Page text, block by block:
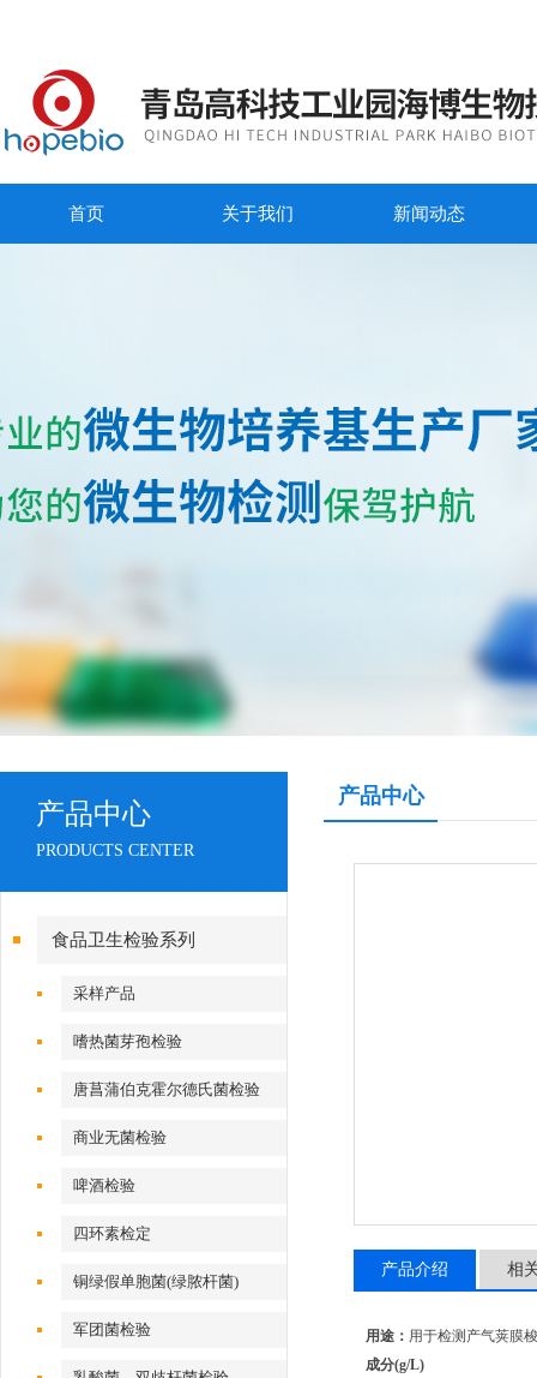
首页 关于我们 新闻动态
产品中心
PRODUCTS CENTER
食品卫生检验系列
采样产品
嗜热菌芽孢检验
唐菖蒲伯克霍尔德氏菌检验
商业无菌检验
啤酒检验
四环素检定
铜绿假单胞菌(绿脓杆菌)
军团菌检验
产品中心
产品介绍 相
用途： 用于检测产气荚膜
成分(g/L)